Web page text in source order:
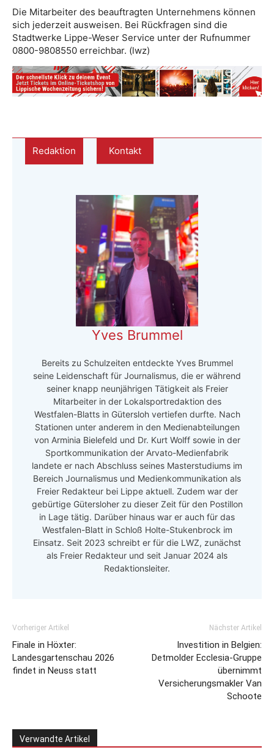
Die Mitarbeiter des beauftragten Unternehmens können
sich jederzeit ausweisen. Bei Rückfragen sind die
Stadtwerke Lippe-Weser Service unter der Rufnummer
0800-9808550 erreichbar. (lwz)
Redaktion Kontakt
Yves Brummel
Bereits zu Schulzeiten entdeckte Yves Brummel
seine Leidenschaft für Journalismus, die er während
seiner knapp neunjährigen Tätigkeit als Freier
Mitarbeiter in der Lokalsportredaktion des
Westfalen-Blatts in Gütersloh vertiefen durfte. Nach
Stationen unter anderem in den Medienabteilungen
von Arminia Bielefeld und Dr. Kurt Wolff sowie in der
Sportkommunikation der Arvato-Medienfabrik
landete er nach Abschluss seines Masterstudiums im
Bereich Journalismus und Medienkommunikation als
Freier Redakteur bei Lippe aktuell. Zudem war der
gebürtige Gütersloher zu dieser Zeit für den Postillon
in Lage tätig. Darüber hinaus war er auch für das
Westfalen-Blatt in Schloß Holte-Stukenbrock im
Einsatz. Seit 2023 schreibt er für die LWZ, zunächst
als Freier Redakteur und seit Januar 2024 als
Redaktionsleiter.
Vorheriger Artikel
Finale in Höxter:
Landesgartenschau 2026
findet in Neuss statt
Nächster Artikel
Investition in Belgien:
Detmolder Ecclesia-Gruppe
übernimmt
Versicherungsmakler Van
Schoote
Verwandte Artikel